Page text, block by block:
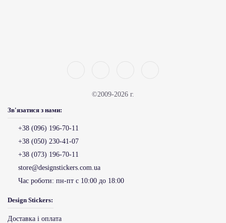
©2009-2026 г.
Зв'язатися з нами:
+38 (096) 196-70-11
+38 (050) 230-41-07
+38 (073) 196-70-11
store@designstickers.com.ua
Час роботи: пн-пт с 10:00 до 18:00
Design Stickers:
Доставка і оплата